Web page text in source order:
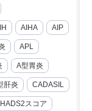
AIHA AIP
APL
A型胃炎
肝炎 CADASIL
スコア